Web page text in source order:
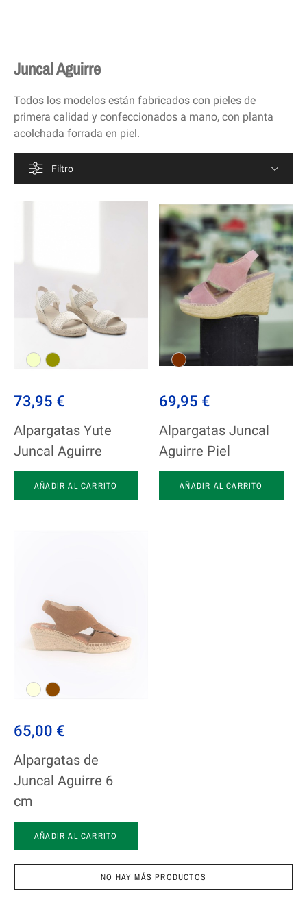
Juncal Aguirre
Todos los modelos están fabricados con pieles de
primera calidad y confeccionados a mano, con planta
acolchada forrada en piel.
Filtro
73,95 €
Alpargatas Yute
Juncal Aguirre
AÑADIR AL CARRITO
69,95 €
Alpargatas Juncal
Aguirre Piel
AÑADIR AL CARRITO
65,00 €
Alpargatas de
Juncal Aguirre 6
cm
AÑADIR AL CARRITO
NO HAY MÁS PRODUCTOS